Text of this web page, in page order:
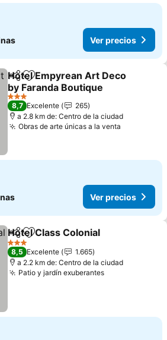
Ver precios
CompartirAgregar a favoritos
Hotel Empyrean Art Deco
by Faranda Boutique
Ver precios
3 Estrellas
8,7 Excelente
265
a 2.8 km de: Centro de la ciudad
Obras de arte únicas a la venta
Ver precios
CompartirAgregar a favoritos
Hotel Class Colonial
3 Estrellas
8,5 Excelente
1.665
a 2.2 km de: Centro de la ciudad
Patio y jardín exuberantesVer precios